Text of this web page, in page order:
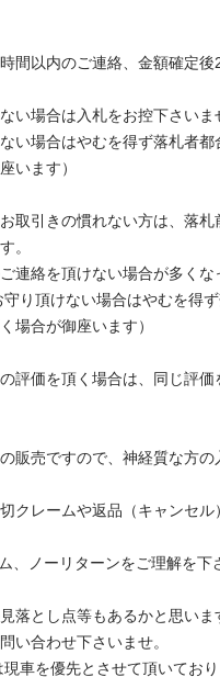
時間以内のご連絡、金額確定
い場合は入札をお控下さいま
ない場合はやむを得ず落札者
います）
お取引きの慣れない方は、落
。
ご連絡を頂けない場合が多くな
場合が御座います）
の評価を頂く場合は、同じ評
販売ですので、神経質な方の
切クレームや返品（キャンセ
落とし点等もあるかと思いま
い合わせ下さいませ。